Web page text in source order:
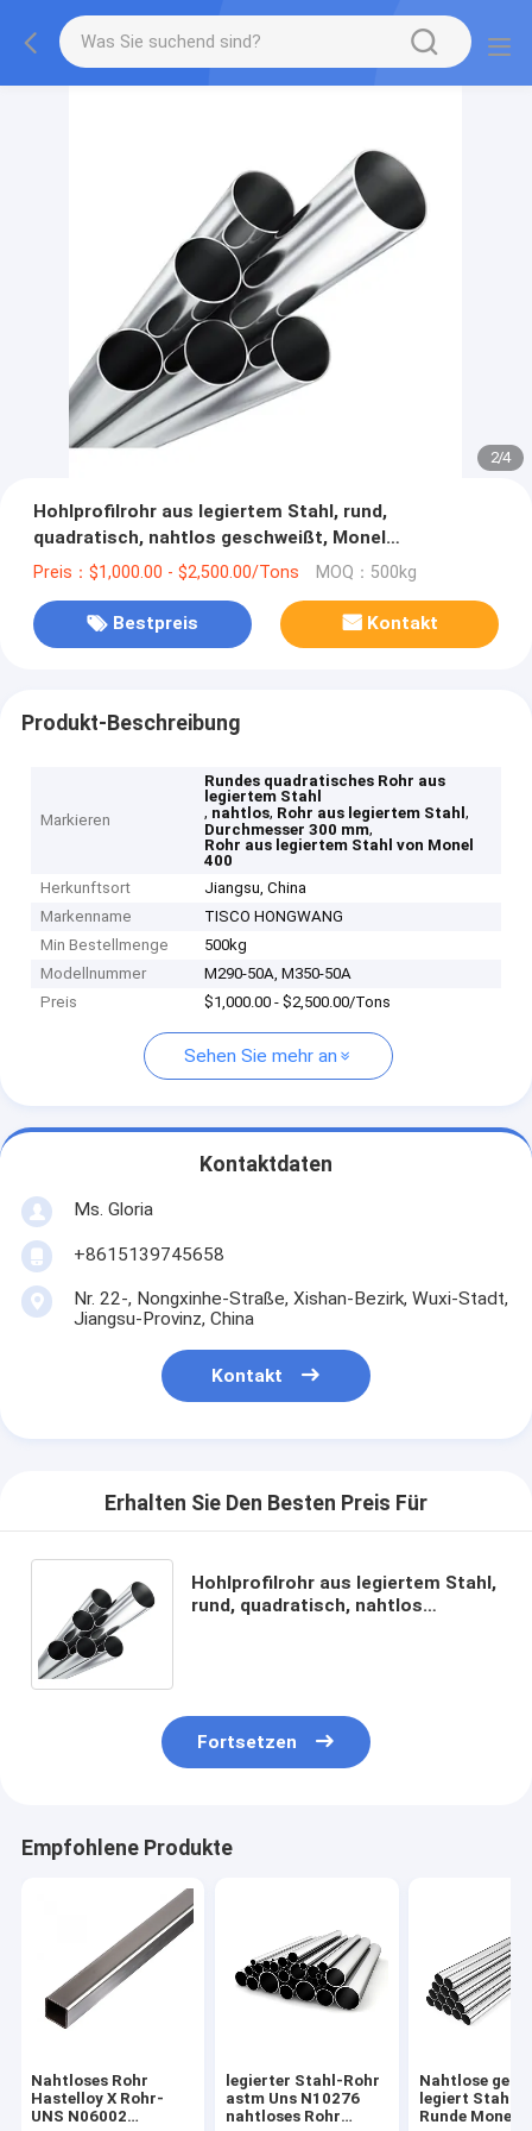
2/4
Hohlprofilrohr aus legiertem Stahl, rund,
quadratisch, nahtlos geschweißt, Monel
400/K500/R405, Durchmesser 300 mm
Preis：$1,000.00 - $2,500.00/Tons MOQ：500kg
Bestpreis Kontakt
Produkt-Beschreibung
Markieren
Rundes quadratisches Rohr aus
legiertem Stahl
, nahtlos, Rohr aus legiertem Stahl,
Durchmesser 300 mm,
Rohr aus legiertem Stahl von Monel
400
Herkunftsort
Jiangsu, China
Markenname
TISCO HONGWANG
Min Bestellmenge
500kg
Modellnummer
M290-50A, M350-50A
Preis
$1,000.00 - $2,500.00/Tons
Sehen Sie mehr an
Kontaktdaten
Ms. Gloria
+8615139745658
Nr. 22-, Nongxinhe-Straße, Xishan-Bezirk, Wuxi-Stadt,
Jiangsu-Provinz, China
Kontakt
Erhalten Sie Den Besten Preis Für
Hohlprofilrohr aus legiertem Stahl,
rund, quadratisch, nahtlos
Fortsetzen
Empfohlene Produkte
Nahtloses Rohr
Hastelloy X Rohr-
UNS N06002
legierter Stahl-Rohr
astm Uns N10276
nahtloses Rohr
Nahtlose
legiert Stahl-
Runde Monel